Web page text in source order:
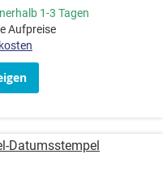
1-3 Tagen
Aufpreise
Datumsstempel